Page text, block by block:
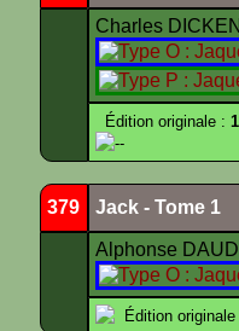
Charles
Édition originale :
--
379 Jack - Tome 1
Alphonse
Édition originale